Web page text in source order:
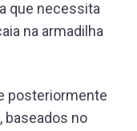
que necessita
na armadilha
posteriormente
baseados no